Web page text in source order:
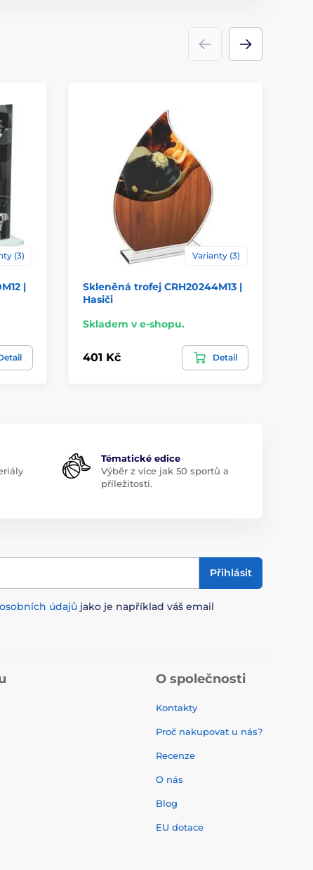
(3)
|
Varianty (3)
Skleněná trofej CRH20244M13 |
Hasiči
Skladem v e-shopu.
401 Kč Detail
Tématické edice
Výběr z více jak 50 sportů a
příležitostí.
Přihlásit
osobních údajů jako je například váš email
O společnosti
Kontakty
Proč nakupovat u nás?
Recenze
O nás
Blog
EU dotace